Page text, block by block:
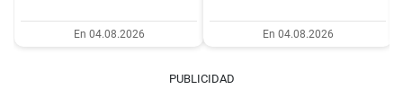
En 04.08.2026 En 04.08.2026
PUBLICIDAD